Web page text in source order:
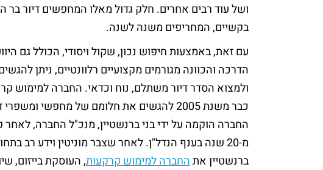
ושל עוד רבים אחרים. חלק גדול מאלו המחפשים דיור בר
בקשיים, המחריפים משנה לשנה.
עם זאת, באמצעות חיפוש נכון, שקול ויסודי, הכולל גם
הדרכה והכוונה מגורמים מקצועיים רלוונטיים, ניתן
ולמצוא הסדר דיור משתלם, נוח וכדאי. החברה למימוש
כבר משנת 2005 להגשים את חלומם של מחפשי
החברה הוקמה על ידי בני ברנשטיין, מנכ"ל החברה, לאחר
מ-20 שנה בענף הנדל"ן. לאחר שצבר מוניטין וידע רב
ברנשטיין אתהחברה למימוש קרקעות, העוסקת בייזום,